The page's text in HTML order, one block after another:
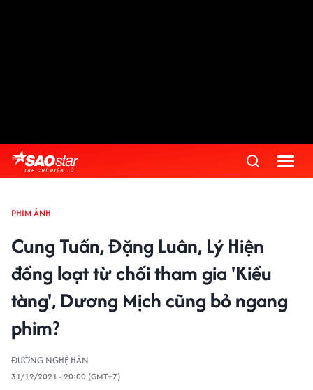
PHIM ẢNH
Cung Tuấn, Đặng Luân, Lý Hiện
đồng loạt từ chối tham gia 'Kiều
tàng', Dương Mịch cũng bỏ ngang
phim?
ĐƯỜNG NGHỆ HÂN
31/12/2021 - 20:00 (GMT+7)